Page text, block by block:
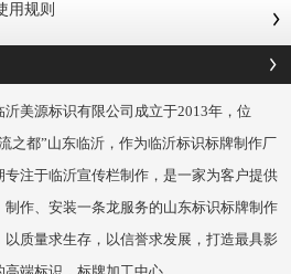
用规则
源标识有限公司成立于2013年，位
之都”山东临沂，作为临沂标识标牌制作厂
专注于临沂宣传栏制作，是一家为客户提供
制作、安装一条龙服务的山东标识标牌制作
以质量求生存，以信誉求发展，打造最具影